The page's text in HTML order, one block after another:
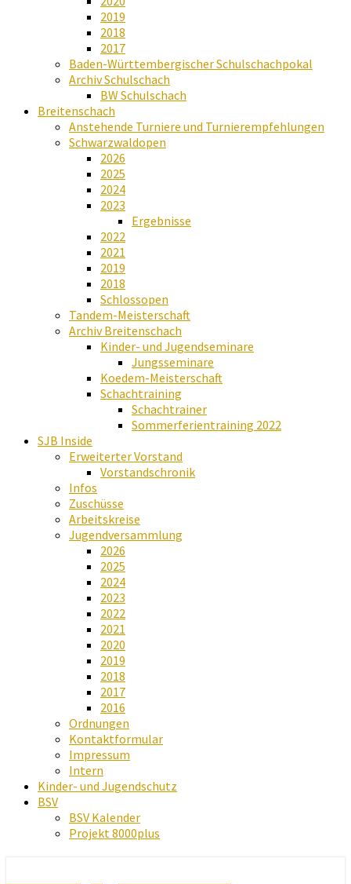
2019
2018
2017
Baden-Württembergischer Schulschachpokal
Archiv Schulschach
BW Schulschach
Breitenschach
Anstehende Turniere und Turnierempfehlungen
Schwarzwaldopen
2026
2025
2024
2023
Ergebnisse
2022
2021
2019
2018
Schlossopen
Tandem-Meisterschaft
Archiv Breitenschach
Kinder- und Jugendseminare
Jungsseminare
Koedem-Meisterschaft
Schachtraining
Schachtrainer
Sommerferientraining 2022
SJB Inside
Erweiterter Vorstand
Vorstandschronik
Infos
Zuschüsse
Arbeitskreise
Jugendversammlung
2026
2025
2024
2023
2022
2021
2020
2019
2018
2017
2016
Ordnungen
Kontaktformular
Impressum
Intern
Kinder- und Jugendschutz
BSV
BSV Kalender
Projekt 8000plus